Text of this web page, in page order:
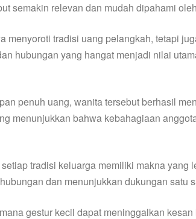
semakin relevan dan mudah dipahami
menyoroti tradisi uang pelangkah, tetapi
hubungan yang hangat menjadi nilai
penuh uang, wanita tersebut berhasil
menunjukkan bahwa kebahagiaan
tradisi keluarga memiliki makna yang
dan menunjukkan dukungan satu
gestur kecil dapat meninggalkan kesan